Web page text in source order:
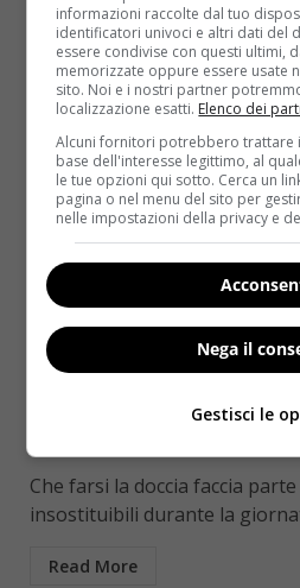
Read More
Come le star Notizie
è solo igiene personale…
Che farsi la doccia faccia
insostituibili durante la
Read More
informazioni raccolte dal tuo
identificatori univoci e altri dati del
essere condivise con questi ultimi,
memorizzate oppure essere usate
sito. Noi e i nostri partner
localizzazione esatti. Elenco dei
Alcuni fornitori potrebbero trattare
base dell'interesse legittimo, al
le tue opzioni qui sotto. Cerca un
pagina o nel menu del sito per
nelle impostazioni della privacy e
Nega il
Gestisci le